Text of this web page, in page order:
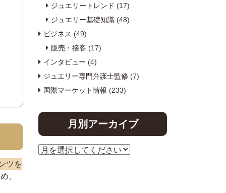
ツを
、
ジュエリートレンド (17)
ジュエリー基礎知識 (48)
ビジネス (49)
販売・接客 (17)
インタビュー (4)
ジュエリー専門弁護士監修 (7)
国際マーケット情報 (233)
月別アーカイブ